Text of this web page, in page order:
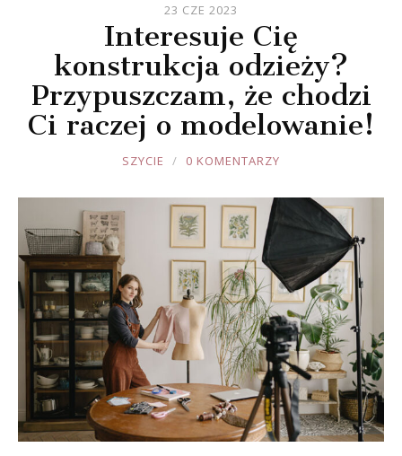
23 CZE 2023
Interesuje Cię
konstrukcja odzieży?
Przypuszczam, że chodzi
Ci raczej o modelowanie!
JOULE
SZYCIE 0 KOMENTARZY